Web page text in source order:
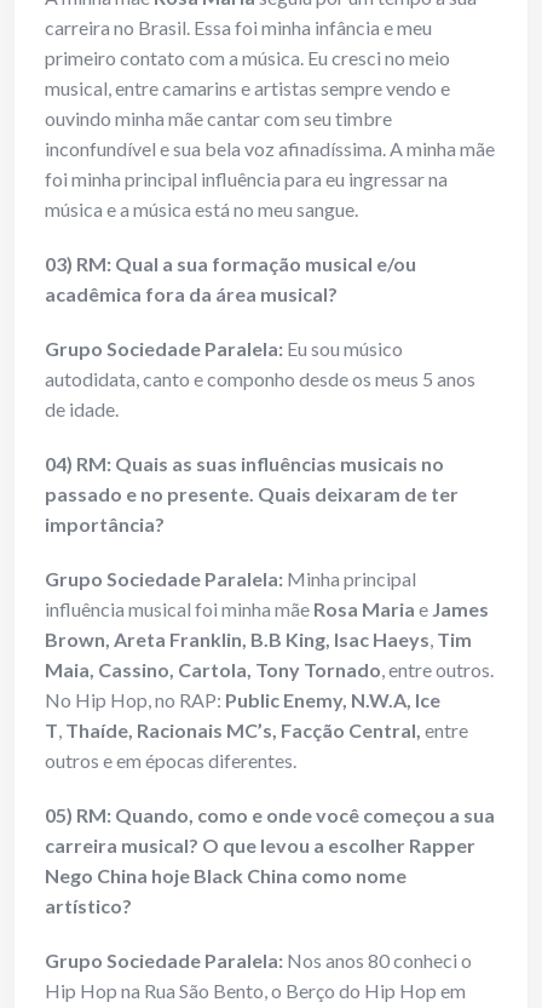
carreira no Brasil. Essa foi minha infância e meu
primeiro contato com a música. Eu cresci no meio
musical, entre camarins e artistas sempre vendo e
ouvindo minha mãe cantar com seu timbre
inconfundível e sua bela voz afinadíssima. A minha mãe
foi minha principal influência para eu ingressar na
música e a música está no meu sangue.
03) RM: Qual a sua formação musical e/ou
acadêmica fora da área musical?
Grupo Sociedade Paralela: Eu sou músico
autodidata, canto e componho desde os meus 5 anos
de idade.
04) RM: Quais as suas influências musicais no
passado e no presente. Quais deixaram de ter
importância?
Grupo Sociedade Paralela: Minha principal
influência musical foi minha mãe Rosa Maria e James
Brown, Areta Franklin, B.B King, Isac Haeys, Tim
Maia, Cassino, Cartola, Tony Tornado, entre outros.
No Hip Hop, no RAP: Public Enemy, N.W.A, Ice
T, Thaíde, Racionais MC’s, Facção Central, entre
outros e em épocas diferentes.
05) RM: Quando, como e onde você começou a sua
carreira musical? O que levou a escolher Rapper
Nego China hoje Black China como nome
artístico?
Grupo Sociedade Paralela: Nos anos 80 conheci o
Hip Hop na Rua São Bento, o Berço do Hip Hop em